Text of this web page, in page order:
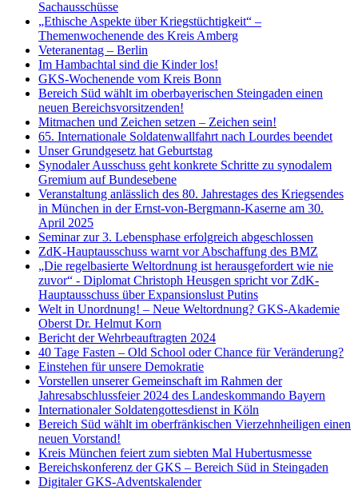
Sachausschüsse
„Ethische Aspekte über Kriegstüchtigkeit“ –
Themenwochenende des Kreis Amberg
Veteranentag – Berlin
Im Hambachtal sind die Kinder los!
GKS-Wochenende vom Kreis Bonn
Bereich Süd wählt im oberbayerischen Steingaden einen
neuen Bereichsvorsitzenden!
Mitmachen und Zeichen setzen – Zeichen sein!
65. Internationale Soldatenwallfahrt nach Lourdes beendet
Unser Grundgesetz hat Geburtstag
Synodaler Ausschuss geht konkrete Schritte zu synodalem
Gremium auf Bundesebene
Veranstaltung anlässlich des 80. Jahrestages des Kriegsendes
in München in der Ernst-von-Bergmann-Kaserne am 30.
April 2025
Seminar zur 3. Lebensphase erfolgreich abgeschlossen
ZdK-Hauptausschuss warnt vor Abschaffung des BMZ
„Die regelbasierte Weltordnung ist herausgefordert wie nie
zuvor“ - Diplomat Christoph Heusgen spricht vor ZdK-
Hauptausschuss über Expansionslust Putins
Welt in Unordnung! – Neue Weltordnung? GKS-Akademie
Oberst Dr. Helmut Korn
Bericht der Wehrbeauftragten 2024
40 Tage Fasten – Old School oder Chance für Veränderung?
Einstehen für unsere Demokratie
Vorstellen unserer Gemeinschaft im Rahmen der
Jahresabschlussfeier 2024 des Landeskommando Bayern
Internationaler Soldatengottesdienst in Köln
Bereich Süd wählt im oberfränkischen Vierzehnheiligen einen
neuen Vorstand!
Kreis München feiert zum siebten Mal Hubertusmesse
Bereichskonferenz der GKS – Bereich Süd in Steingaden
Digitaler GKS-Adventskalender